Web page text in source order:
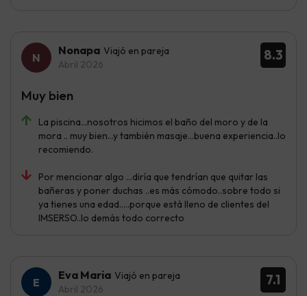
8.3
Nonapa Viajó en pareja
Abril 2026
La piscina...nosotros hicimos el baño del moro y de la
mora .. muy bien...y también masaje...buena experiencia..lo
recomiendo.
Por mencionar algo ...diría que tendrían que quitar las
bañeras y poner duchas ..es más cómodo..sobre todo si
ya tienes una edad.....porque está lleno de clientes del
IMSERSO..lo demás todo correcto
Muy bien
7.1
Eva Maria Viajó en pareja
Abril 2026